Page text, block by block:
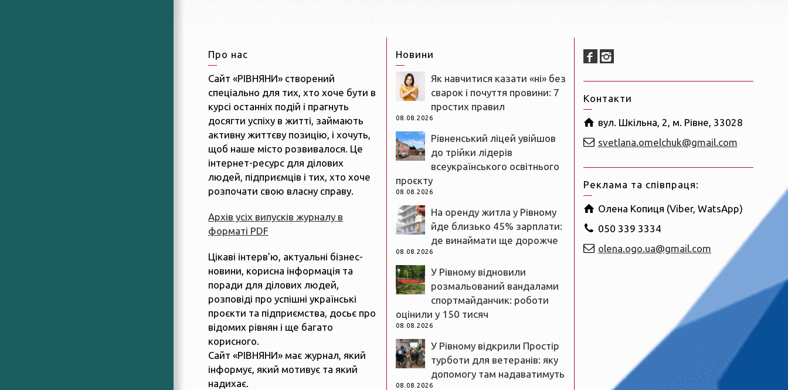
Про нас
Сайт «РІВНЯНИ» створений
спеціально для тих, хто хоче бути в
курсі останніх подій і прагнуть
досягти успіху в житті, займають
активну життєву позицію, і хочуть,
щоб наше місто розвивалося. Це
інтернет-ресурс для ділових
людей, підприємців і тих, хто хоче
розпочати свою власну справу.
Архів усіх випусків журналу в
форматі PDF
Цікаві інтерв’ю, актуальні бізнес-
новини, корисна інформація та
поради для ділових людей,
розповіді про успішні українські
проєкти та підприємства, досьє про
відомих рівнян і ще багато
корисного.
Сайт «РІВНЯНИ» має журнал, який
інформує, який мотивує та який
надихає.
Новини
Як навчитися казати «ні» без
сварок і почуття провини: 7
простих правил
08.08.2026
Рівненський ліцей увійшов
до трійки лідерів
всеукраїнського освітнього
проєкту
08.08.2026
На оренду житла у Рівному
йде близько 45% зарплати:
де винаймати ще дорожче
08.08.2026
У Рівному відновили
розмальований вандалами
спортмайданчик: роботи
оцінили у 150 тисяч
08.08.2026
У Рівному відкрили Простір
турботи для ветеранів: яку
допомогу там надаватимуть
08.08.2026
Контакти
вул. Шкільна, 2, м. Рівне, 33028
svetlana.omelchuk@gmail.com
Реклама та співпраця:
Олена Копиця (Viber, WatsApp)
050 339 3334
olena.ogo.ua@gmail.com